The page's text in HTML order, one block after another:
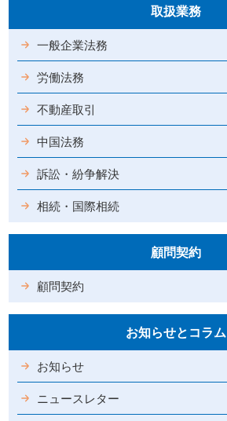
取扱業務
一般企業法務
労働法務
不動産取引
中国法務
訴訟・紛争解決
相続・国際相続
顧問契約
顧問契約
お知らせとコラム
お知らせ
ニュースレター